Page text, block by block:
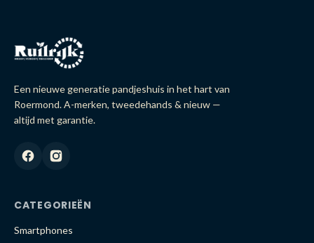
Een nieuwe generatie pandjeshuis in het hart van
Roermond. A-merken, tweedehands & nieuw —
altijd met garantie.
CATEGORIEËN
Smartphones